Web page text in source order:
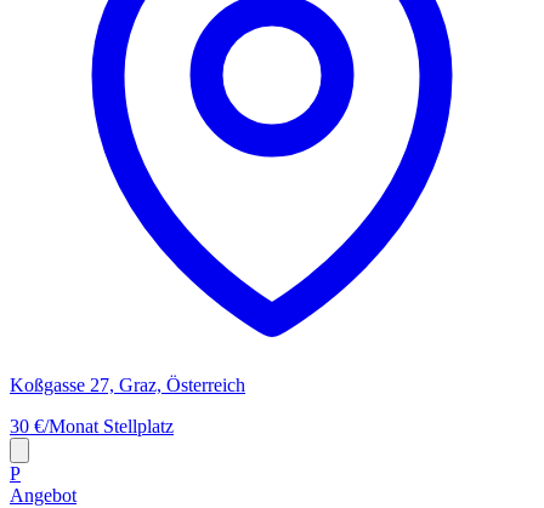
Koßgasse 27, Graz, Österreich
30 €/Monat Stellplatz
P
Angebot